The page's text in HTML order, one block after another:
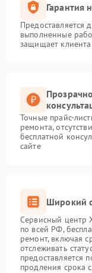
Гарантия
Предоставляется
выполненные
защищает
Точные прайс-
ремонта,
бесплатной
сайте
Широкий
Сервисный центр
по всей РФ,
ремонт, включая
отслеживать
предоставляется
продления срока